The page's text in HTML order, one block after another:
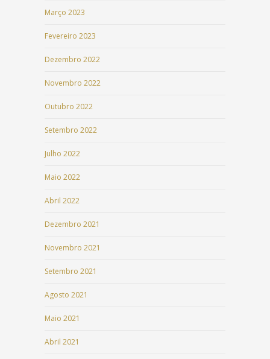
Março 2023
Fevereiro 2023
Dezembro 2022
Novembro 2022
Outubro 2022
Setembro 2022
Julho 2022
Maio 2022
Abril 2022
Dezembro 2021
Novembro 2021
Setembro 2021
Agosto 2021
Maio 2021
Abril 2021